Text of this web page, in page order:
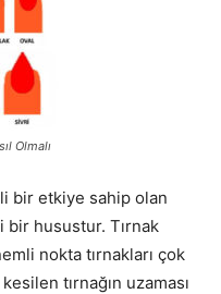
Olmalı
bir etkiye sahip olan
bir husustur. Tırnak
nokta tırnakları çok
tırnağın uzaması